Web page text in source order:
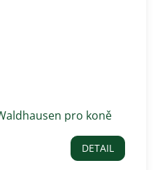
pro koně
DETAIL